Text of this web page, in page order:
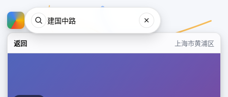
返回 上海市黄浦区